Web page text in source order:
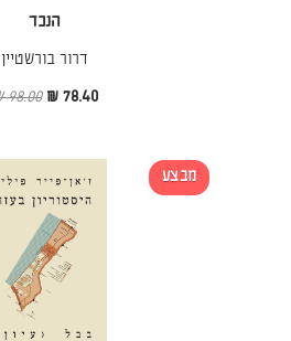
הנכד
דרור בורשטיין
78.40 ₪
98.00 ₪
מבצע